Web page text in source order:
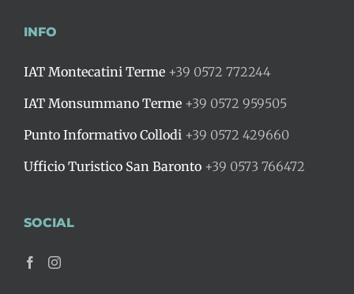
INFO
IAT Montecatini Terme +39 0572 772244
IAT Monsummano Terme +39 0572 959505
Punto Informativo Collodi +39 0572 429660
Ufficio Turistico San Baronto +39 0573 766472
SOCIAL